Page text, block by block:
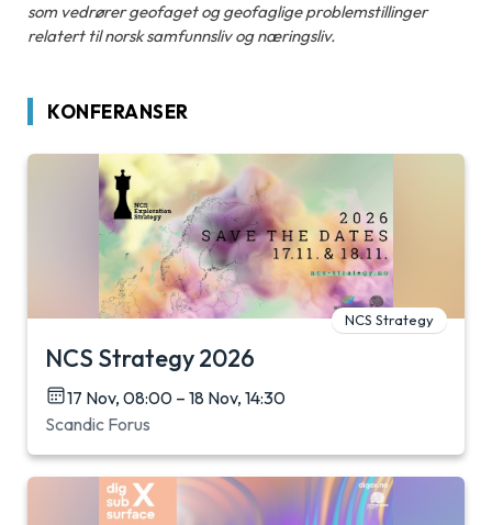
som vedrører geofaget og geofaglige problemstillinger
relatert til norsk samfunnsliv og næringsliv.
KONFERANSER
NCS Strategy
NCS Strategy 2026
17 Nov, 08:00 – 18 Nov, 14:30
Scandic Forus